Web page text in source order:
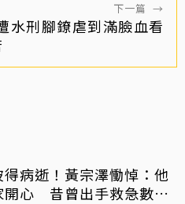
下一篇 →
水刑腳鐐虐到滿臉血看
得病逝！黃宗澤慟悼：他
開心 昔曾出手救急數十